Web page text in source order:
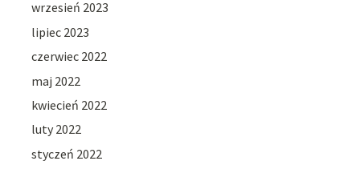
wrzesień 2023
lipiec 2023
czerwiec 2022
maj 2022
kwiecień 2022
luty 2022
styczeń 2022